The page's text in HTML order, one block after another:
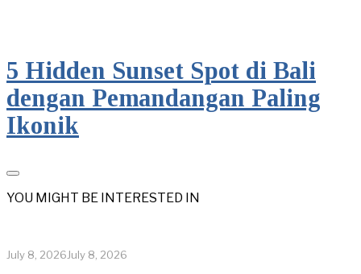
5 Hidden Sunset Spot di Bali
dengan Pemandangan Paling
Ikonik
YOU MIGHT BE INTERESTED IN
July 8, 2026July 8, 2026